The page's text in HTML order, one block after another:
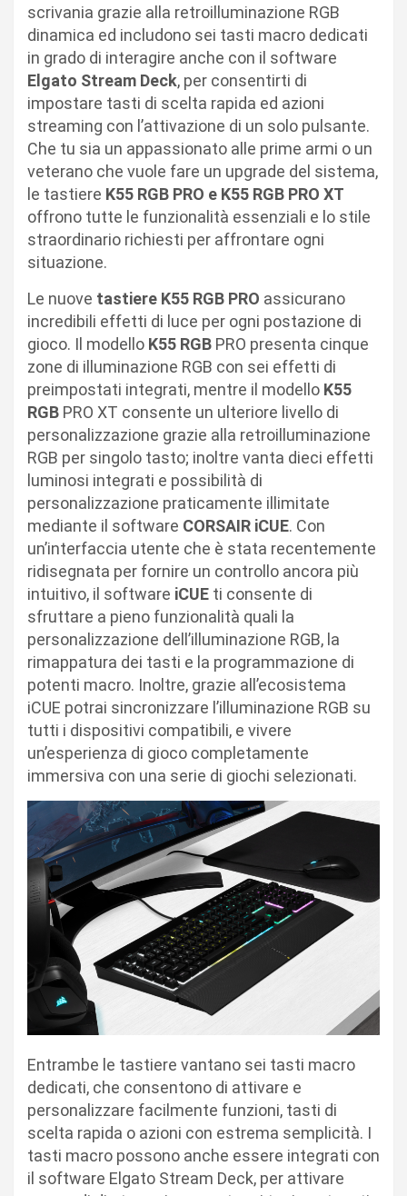
scrivania grazie alla retroilluminazione RGB
dinamica ed includono sei tasti macro dedicati
in grado di interagire anche con il software
Elgato Stream Deck, per consentirti di
impostare tasti di scelta rapida ed azioni
streaming con l’attivazione di un solo pulsante.
Che tu sia un appassionato alle prime armi o un
veterano che vuole fare un upgrade del sistema,
le tastiere K55 RGB PRO e K55 RGB PRO XT
offrono tutte le funzionalità essenziali e lo stile
straordinario richiesti per affrontare ogni
situazione.
Le nuove tastiere K55 RGB PRO assicurano
incredibili effetti di luce per ogni postazione di
gioco. Il modello K55 RGB PRO presenta cinque
zone di illuminazione RGB con sei effetti di
preimpostati integrati, mentre il modello K55
RGB PRO XT consente un ulteriore livello di
personalizzazione grazie alla retroilluminazione
RGB per singolo tasto; inoltre vanta dieci effetti
luminosi integrati e possibilità di
personalizzazione praticamente illimitate
mediante il software CORSAIR iCUE. Con
un’interfaccia utente che è stata recentemente
ridisegnata per fornire un controllo ancora più
intuitivo, il software iCUE ti consente di
sfruttare a pieno funzionalità quali la
personalizzazione dell’illuminazione RGB, la
rimappatura dei tasti e la programmazione di
potenti macro. Inoltre, grazie all’ecosistema
iCUE potrai sincronizzare l’illuminazione RGB su
tutti i dispositivi compatibili, e vivere
un’esperienza di gioco completamente
immersiva con una serie di giochi selezionati.
Entrambe le tastiere vantano sei tasti macro
dedicati, che consentono di attivare e
personalizzare facilmente funzioni, tasti di
scelta rapida o azioni con estrema semplicità. I
tasti macro possono anche essere integrati con
il software Elgato Stream Deck, per attivare